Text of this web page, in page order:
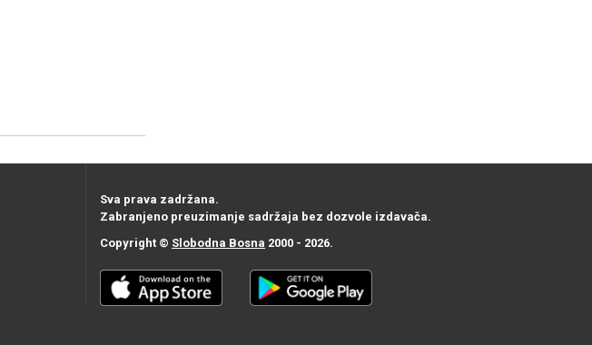
Sva prava zadržana.
Zabranjeno preuzimanje sadržaja bez dozvole izdavača.
Copyright © Slobodna Bosna 2000 - 2026.